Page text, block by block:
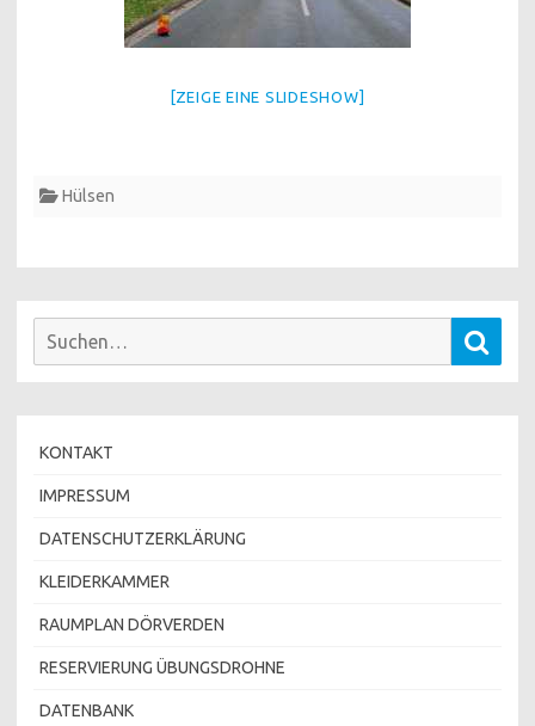
[ZEIGE EINE SLIDESHOW]
Hülsen
Suchen
KONTAKT
IMPRESSUM
DATENSCHUTZERKLÄRUNG
KLEIDERKAMMER
RAUMPLAN DÖRVERDEN
RESERVIERUNG ÜBUNGSDROHNE
DATENBANK